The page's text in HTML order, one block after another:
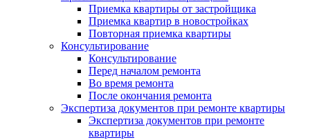
Приемка квартиры от застройщика
Приемка квартир в новостройках
Повторная приемка квартиры
Консультирование
Консультирование
Перед началом ремонта
Во время ремонта
После окончания ремонта
Экспертиза документов при ремонте квартиры
Экспертиза документов при ремонте
квартиры